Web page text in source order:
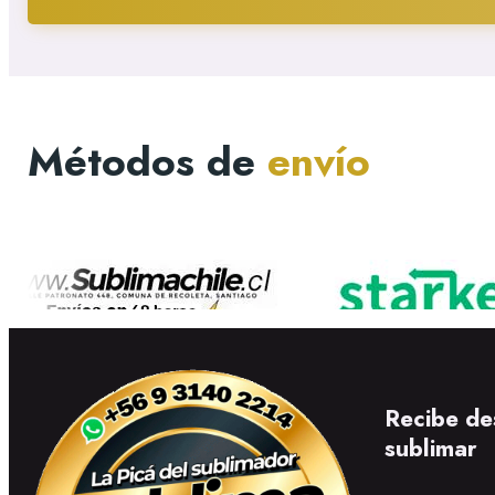
Métodos de envío
Recibe
sublimar